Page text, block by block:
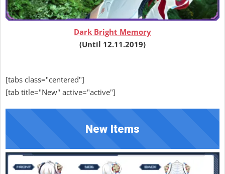
Dark Bright Memory
(Until 12.11.2019)
[tabs class="centered"]
[tab title="New" active="active"]
New Items